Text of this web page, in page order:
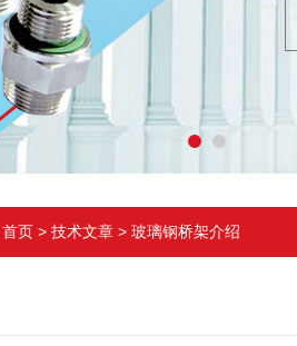
首页 > 技术文章 > 玻璃钢桥架介绍